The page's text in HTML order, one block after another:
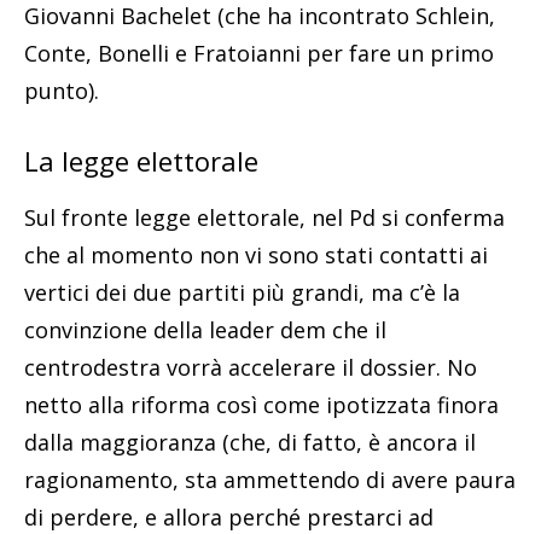
Giovanni Bachelet (che ha incontrato Schlein,
Conte, Bonelli e Fratoianni per fare un primo
punto).
La legge elettorale
Sul fronte legge elettorale, nel Pd si conferma
che al momento non vi sono stati contatti ai
vertici dei due partiti più grandi, ma c’è la
convinzione della leader dem che il
centrodestra vorrà accelerare il dossier. No
netto alla riforma così come ipotizzata finora
dalla maggioranza (che, di fatto, è ancora il
ragionamento, sta ammettendo di avere paura
di perdere, e allora perché prestarci ad